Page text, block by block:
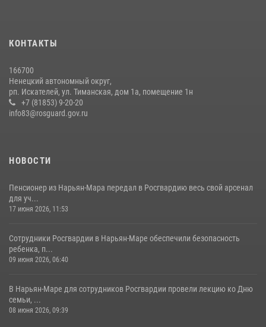
КОНТАКТЫ
166700
Ненецкий автономный округ,
рп. Искателей, ул. Тиманская, дом 1а, помещение 1н
+7 (81853) 9-20-20
info83@rosguard.gov.ru
НОВОСТИ
Пенсионер из Нарьян-Мара передал в Росгвардию весь свой арсенал
для уч...
17 июня 2026, 11:53
Сотрудники Росгвардии в Нарьян-Маре обеспечили безопасность
ребенка, п...
09 июня 2026, 06:40
В Нарьян-Маре для сотрудников Росгвардии провели лекцию ко Дню
семьи, ...
08 июня 2026, 09:39